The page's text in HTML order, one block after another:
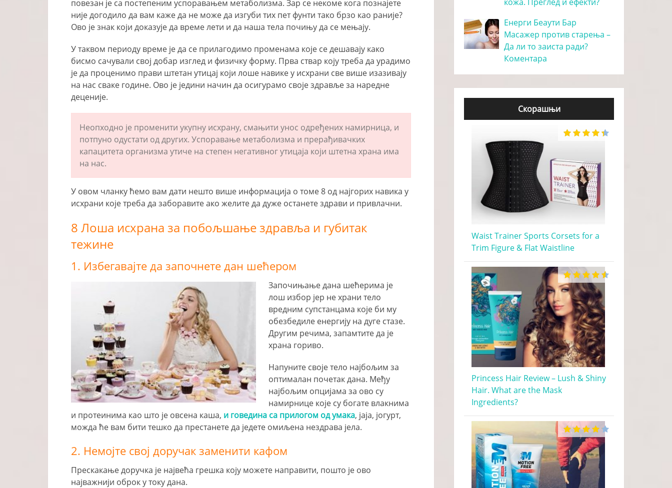
повезан је са постепеним успоравањем метаболизма. Зар се некоме кога познајете
није догодило да вам каже да не може да изгуби тих пет фунти тако брзо као раније?
Ово је знак који доказује да време лети и да наша тела почињу да се мењају.
У таквом периоду време је да се прилагодимо променама које се дешавају како
бисмо сачували свој добар изглед и физичку форму. Прва ствар коју треба да урадимо
је да проценимо прави штетан утицај који лоше навике у исхрани све више изазивају
на нас сваке године. Ово је једини начин да осигурамо своје здравље за наредне
деценије.
Неопходно је променити укупну исхрану, смањити унос одређених намирница, и
потпуно одустати од других. Успоравање метаболизма и прерађивачких
капацитета организма утиче на степен негативног утицаја који штетна храна има
на нас.
У овом чланку ћемо вам дати нешто више информација о томе 8 од најгорих навика у
исхрани које треба да заборавите ако желите да дуже останете здрави и привлачни.
8 Лоша исхрана за побољшање здравља и губитак
тежине
1. Избегавајте да започнете дан шећером
Започињање дана шећерима је
лош избор јер не храни тело
вредним супстанцама које би му
обезбедиле енергију на дуге стазе.
Другим речима, запамтите да је
храна гориво.
Напуните своје тело најбољим за
оптималан почетак дана. Међу
најбољим опцијама за ово су
намирнице које су богате влакнима
и протеинима као што је овсена каша, и говедина са прилогом од умака, јаја, јогурт,
можда ће вам бити тешко да престанете да једете омиљена нездрава јела.
2. Немојте свој доручак заменити кафом
Прескакање доручка је највећа грешка коју можете направити, пошто је ово
најважнији оброк у току дана.
Енерги Беаути Бар
Масажер против старења –
Да ли то заиста ради?
Коментара
Скорашњи
Waist Trainer Sports Corsets for a
Trim Figure & Flat Waistline
Princess Hair Review – Lush & Shiny
Hair. What are the Mask
Ingredients?